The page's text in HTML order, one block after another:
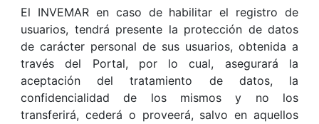
El INVEMAR en caso de habilitar el registro de
usuarios, tendrá presente la protección de datos
de carácter personal de sus usuarios, obtenida a
través del Portal, por lo cual, asegurará la
aceptación del tratamiento de datos, la
confidencialidad de los mismos y no los
transferirá, cederá o proveerá, salvo en aquellos